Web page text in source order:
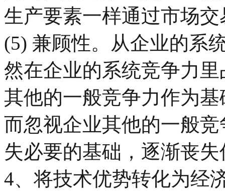
生产要素一样通过市场
(5) 兼顾性。从企业的系
然在企业的系统竞争力
其他的一般竞争力作为
而忽视企业其他的一般
失必要的基础，逐渐丧失
4、将技术优势转化为经